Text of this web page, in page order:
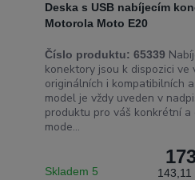
Deska s USB nabíjecím
Motorola Moto E20
Číslo produktu: 65339
konektory jsou k dispozici ve
originálních i kompatibilních
model je vždy uveden v
produktu pro váš konkrétní a
mode...
143,11
Skladem 5